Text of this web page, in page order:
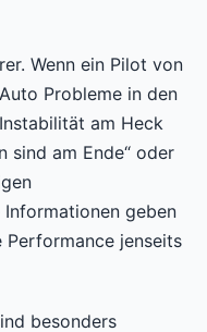
Wenn ein Pilot von
Probleme in den
am Heck
sind am Ende“ oder
Informationen geben
jenseits
besonders